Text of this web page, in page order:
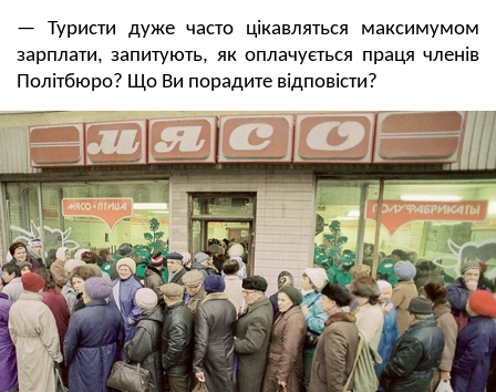
— Туристи дуже часто цікавляться максимумом
зарплати, запитують, як оплачується праця членів
Політбюро? Що Ви порадите відповісти?